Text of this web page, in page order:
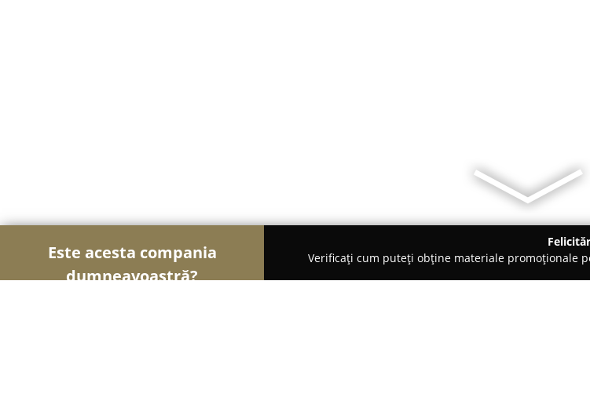
Este acesta compania
dumneavoastră?
Verificați cum puteți obține materiale promoționale